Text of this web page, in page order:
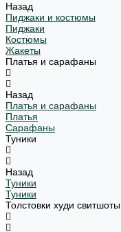
Назад
Пиджаки и костюмы
Пиджаки
Костюмы
Жакеты
Платья и сарафаны
Назад
Платья и сарафаны
Платья
Сарафаны
Туники
Назад
Туники
Туники
Толстовки худи свитшоты